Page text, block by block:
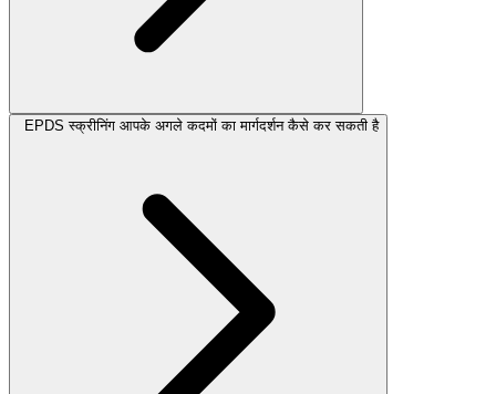
EPDS स्क्रीनिंग आपके अगले कदमों का मार्गदर्शन कैसे कर सकती है